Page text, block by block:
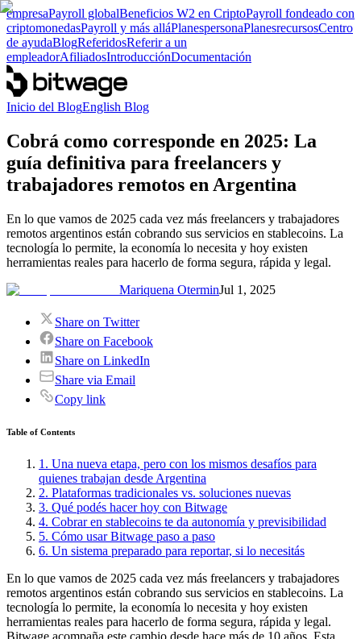
empresaPayroll globalBeneficios W2 en CriptoPayroll fondeado con
criptomonedasPayroll y más alláPlanespersonaPlanesrecursosCentro
de ayudaBlogReferidosReferir a un
empleadorAfiliadosIntroducciónDocumentación
Inicio del BlogEnglish Blog
Cobrá como corresponde en 2025: La
guía definitiva para freelancers y
trabajadores remotos en Argentina
En lo que vamos de 2025 cada vez más freelancers y trabajadores
remotos argentinos están cobrando sus servicios en stablecoins. La
tecnología lo permite, la economía lo necesita y hoy existen
herramientas reales para hacerlo de forma segura, rápida y legal.
Mariquena OterminJul 1, 2025
Share on Twitter
Share on Facebook
Share on LinkedIn
Share via Email
Copy link
Table of Contents
1. Una nueva etapa, pero con los mismos desafíos para
quienes trabajan desde Argentina
2. Plataformas tradicionales vs. soluciones nuevas
3. Qué podés hacer hoy con Bitwage
4. Cobrar en stablecoins te da autonomía y previsibilidad
5. Cómo usar Bitwage paso a paso
6. Un sistema preparado para reportar, si lo necesitás
En lo que vamos de 2025 cada vez más freelancers y trabajadores
remotos argentinos están cobrando sus servicios en stablecoins. La
tecnología lo permite, la economía lo necesita y hoy existen
herramientas reales para hacerlo de forma segura, rápida y legal.
Bitwage acompaña este cambio desde hace más de 10 años. Esta